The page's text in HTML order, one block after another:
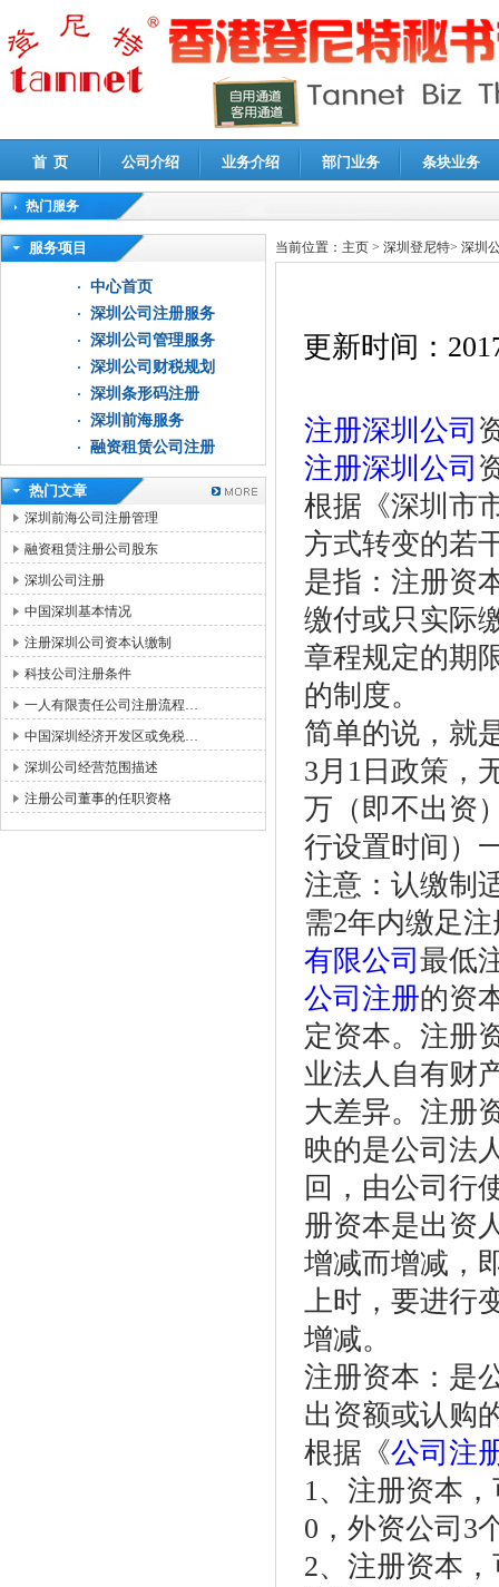
首 页 公司介绍 业务介绍 部门业务 条块业务
热门服务
高新技术企业认定审计|企业所得税汇算清缴申报鉴证
服务项目
中心首页
深圳公司注册服务
深圳公司管理服务
深圳公司财税规划
深圳条形码注册
深圳前海服务
融资租赁公司注册
热门文章
深圳前海公司注册管理
融资租赁注册公司股东
深圳公司注册
中国深圳基本情况
注册深圳公司资本认缴制
科技公司注册条件
一人有限责任公司注册流程…
中国深圳经济开发区或免税…
深圳公司经营范围描述
注册公司董事的任职资格
当前位置： 主页 > 深圳登尼特> 深圳
更新时间：
注册深圳公司
注册深圳公司
根据《深圳市
方式转变的若
是指：注册资
缴付或只实际
章程规定的期
的制度。
简单的说，就
3月1日政策，
万（即不出资
行设置时间）
注意：认缴制
需2年内缴足
有限公司 最低
公司注册的资
定资本。注册
业法人自有财
大差异。注册
映的是公司法
回，由公司行
册资本是出资
增减而增减，
上时，要进行
增减。
注册资本：是
出资额或认购
根据《公司注
1、注册资本
0，外资公司3
2、注册资本